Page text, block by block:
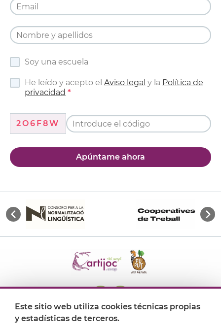
Soy una escuela
He leído y acepto el Aviso legal y la Política de
privacidad
2O6F8W
Apúntame ahora
Dónde encontrarnos
Este sitio web utiliza cookies técnicas propias
y estadísticas de terceros.